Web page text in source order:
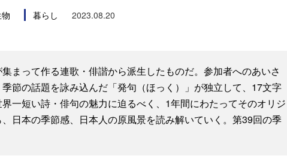
暮らし 2023.08.20
まって作る連歌・俳諧から派生したものだ。参加者へのあいさ
節の話題を詠み込んだ「発句（ほっく）」が独立して、17文字
一短い詩・俳句の魅力に迫るべく、1年間にわたってそのオリジ
日本の季節感、日本人の原風景を読み解いていく。第39回の季